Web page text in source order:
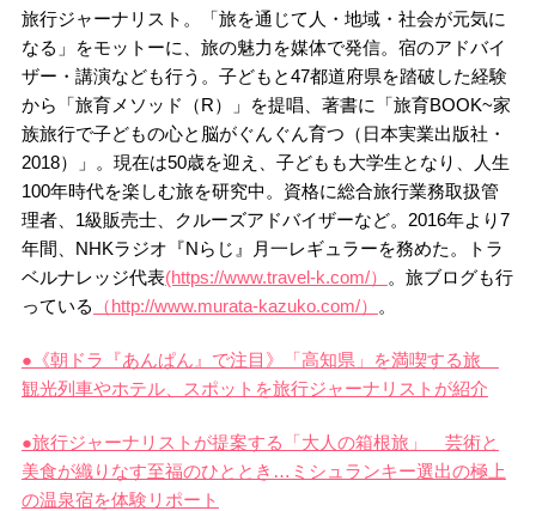
旅行ジャーナリスト。「旅を通じて人・地域・社会が元気に
なる」をモットーに、旅の魅力を媒体で発信。宿のアドバイ
ザー・講演なども行う。子どもと47都道府県を踏破した経験
から「旅育メソッド（R）」を提唱、著書に「旅育BOOK~家
族旅行で子どもの心と脳がぐんぐん育つ（日本実業出版社・
2018）」。現在は50歳を迎え、子どもも大学生となり、人生
100年時代を楽しむ旅を研究中。資格に総合旅行業務取扱管
理者、1級販売士、クルーズアドバイザーなど。 2016年より7
年間、 NHKラジオ『Nらじ』月一レギュラーを務めた。トラ
ベルナレッジ代表(https://www.travel-k.com/）
。旅ブログも行
っている
（http://www.murata-kazuko.com/） 。
●《朝ドラ『あんぱん』で注目》「高知県」を満喫する旅
観光列車やホテル、スポットを旅行ジャーナリストが紹介
●旅行ジャーナリストが提案する「大人の箱根旅」 芸術と
美食が織りなす至福のひととき…ミシュランキー選出の極上
の温泉宿を体験リポート